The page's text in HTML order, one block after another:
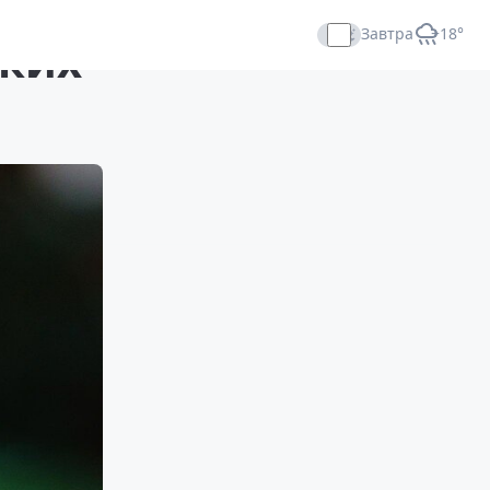
Завтра +18°